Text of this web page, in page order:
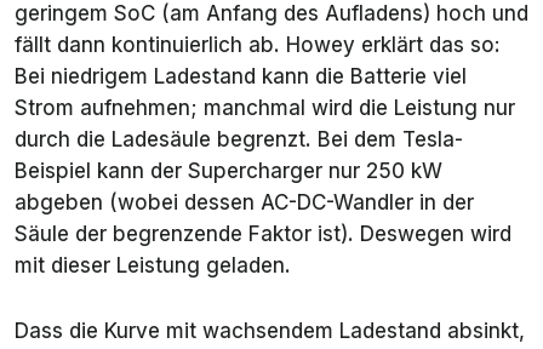
geringem SoC (am Anfang des Aufladens) hoch und
fällt dann kontinuierlich ab. Howey erklärt das so:
Bei niedrigem Ladestand kann die Batterie viel
Strom aufnehmen; manchmal wird die Leistung nur
durch die Ladesäule begrenzt. Bei dem Tesla-
Beispiel kann der Supercharger nur 250 kW
abgeben (wobei dessen AC-DC-Wandler in der
Säule der begrenzende Faktor ist). Deswegen wird
mit dieser Leistung geladen.
Dass die Kurve mit wachsendem Ladestand absinkt,